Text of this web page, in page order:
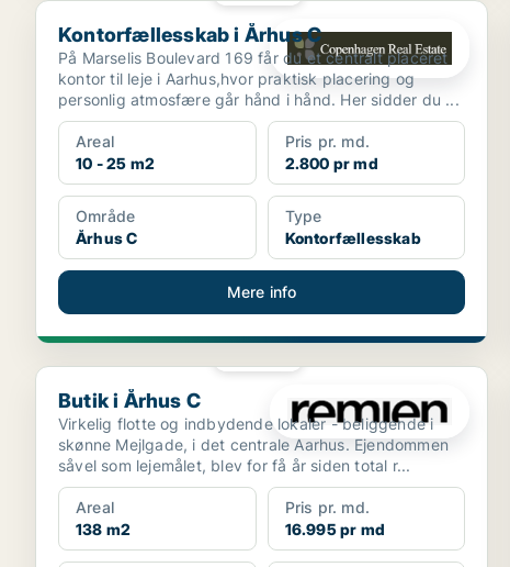
Kontorfællesskab i Århus C
Kontorfællesskab i Århus C
På Marselis Boulevard 169 får du et centralt placeret
kontor til leje i Aarhus,hvor praktisk placering og
personlig atmosfære går hånd i hånd. Her sidder du ...
Areal
10 - 25 m2
Pris pr. md.
2.800 pr md
Område
Århus C
Type
Kontorfællesskab
Mere info
Butik i Århus C
Butik i Århus C
Virkelig flotte og indbydende lokaler - beliggende i
skønne Mejlgade, i det centrale Aarhus. Ejendommen
såvel som lejemålet, blev for få år siden total r...
Areal
138 m2
Pris pr. md.
16.995 pr md